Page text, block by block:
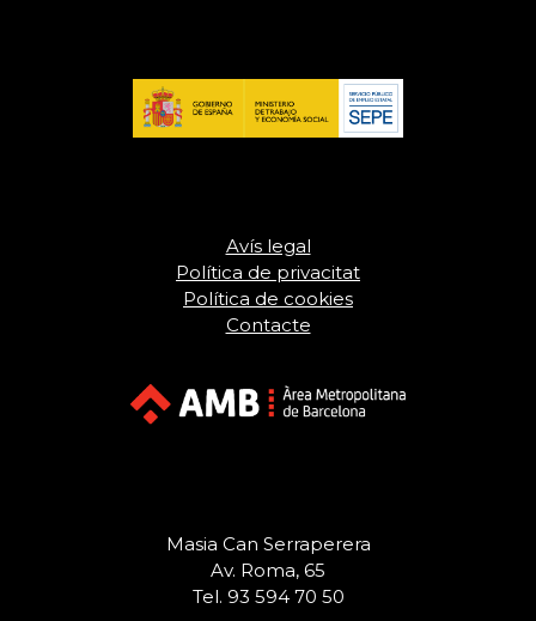
Avís legal
Política de privacitat
Política de cookies
Contacte
Masia Can Serraperera
Av. Roma, 65
Tel. 93 594 70 50